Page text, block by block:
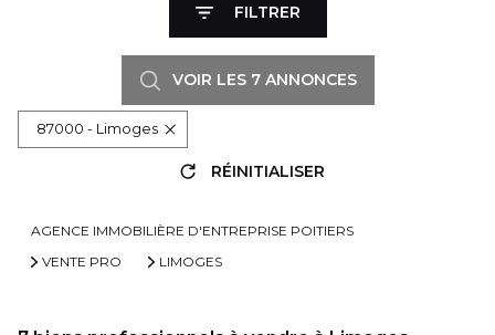
FILTRER
VOIR LES 7ANNONCES
87000 - Limoges
RÉINITIALISER
AGENCE IMMOBILIÈRE D'ENTREPRISE POITIERS
VENTE PRO
LIMOGES